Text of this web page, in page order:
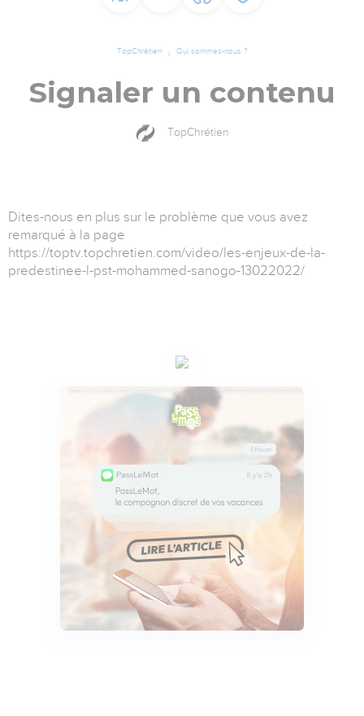
TopChrétien Qui sommes-nous ?
Signaler un contenu
TopChrétien
Dites-nous en plus sur le problème que vous avez
remarqué à la page
https://toptv.topchretien.com/video/les-enjeux-de-la-
predestinee-l-pst-mohammed-sanogo-13022022/